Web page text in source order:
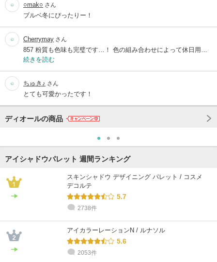
○mak○ さん
ブルベ冬にぴったりー！
Cherrymay さん
857 粉質も色味も完璧です…！ 色の組み合わせによって休日用…
続きを読む
ちゅき♪ さん
とても可愛かったです！
ディオールの商品
アイシャドウパレット 週間ランキング
スキンシャドウ デザイニング パレット / コスメ
デコルテ
5.7
2738件
アイカラーレーションN / ルナソル
5.6
2053件